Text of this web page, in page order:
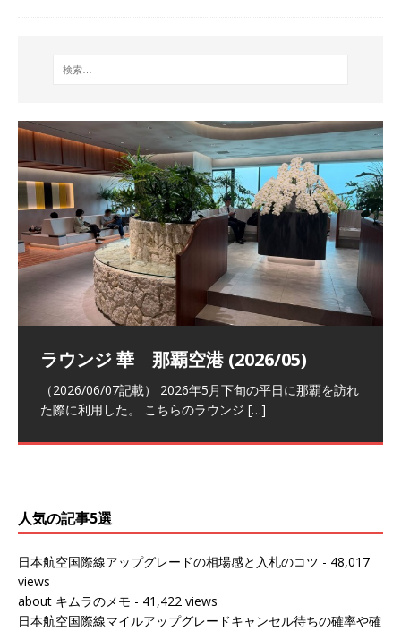
祝！日本航空・マリオットの戦略パー
トナーシップによるFOP無料付与とス
テイタスマッチ
ラウンジ 華 那覇空港 (2026/05)
（2026/06/07記載） 2026年5月下旬の平日に那覇を訪れ
た際に利用した。 こちらのラウンジ […]
The Coral Executive Lounge スワ
ンナプーム国際空港国内線ラウンジ
(2026/01)
日本航空 羽田空港国際線ファースト
クラスラウンジ (2026/01)
（2026/03/18記載） 2026年1月、毎年恒例の新年の羽田
バンコクエアウェイズ スワンナプー
ム国際空港国内線ラウンジ (2026/01)
（2026/03/13記載） 2026年1月上旬にバンコク経由でチ
人気の記事5選
日本航空国際線アップグレードの相場感と入札のコツ - 48,017
views
about キムラのメモ - 41,422 views
日本航空国際線マイルアップグレードキャンセル待ちの確率や確